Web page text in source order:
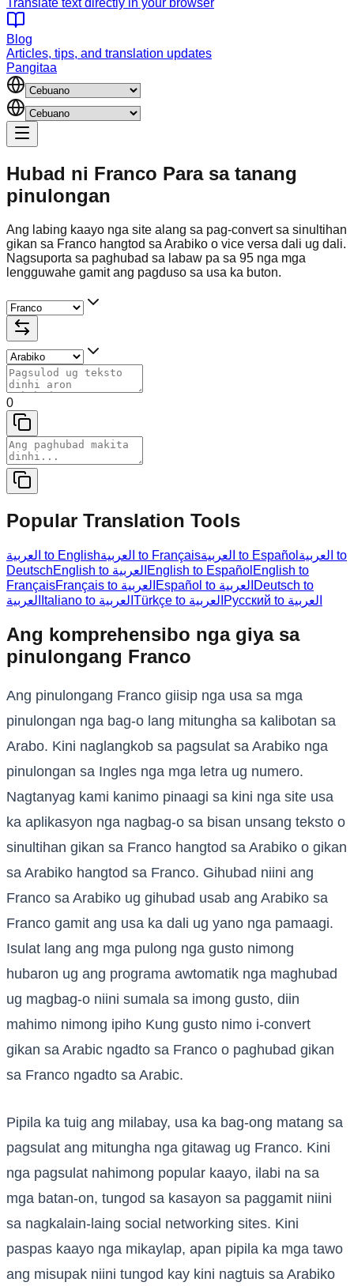
Translate text directly in your browser
Blog
Articles, tips, and translation updates
Pangitaa
Hubad ni Franco Para sa tanang
pinulongan
Ang labing kaayo nga site alang sa pag-convert sa sinultihan
gikan sa Franco hangtod sa Arabiko o vice versa dali ug dali.
Nagsuporta sa paghubad sa labaw pa sa 95 nga mga
lengguwahe gamit ang pagduso sa usa ka buton.
0
Popular Translation Tools
العربية to English العربية to Français العربية to Español العربية to
Deutsch
English to العربية English to Español English to
Français
Français to العربية Español to العربية Deutsch to
العربية
Italiano to العربية Türkçe to العربية Русский to العربية
Ang komprehensibo nga giya sa
pinulongang Franco
Ang pinulongang Franco giisip nga usa sa mga
pinulongan nga bag-o lang mitungha sa kalibotan sa
Arabo. Kini naglangkob sa pagsulat sa Arabiko nga
pinulongan sa Ingles nga mga letra ug numero.
Nagtanyag kami kanimo pinaagi sa kini nga site usa
ka aplikasyon nga nagbag-o sa bisan unsang teksto o
sinultihan gikan sa Franco hangtod sa Arabiko o gikan
sa Arabiko hangtod sa Franco. Gihubad niini ang
Franco sa Arabiko ug gihubad usab ang Arabiko sa
Franco gamit ang usa ka dali ug yano nga pamaagi.
Isulat lang ang mga pulong nga gusto nimong
hubaron ug ang programa awtomatik nga maghubad
ug magbag-o niini sumala sa imong gusto, diin
mahimo nimong ipiho Kung gusto nimo i-convert
gikan sa Arabic ngadto sa Franco o paghubad gikan
sa Franco ngadto sa Arabic.
Pipila ka tuig ang milabay, usa ka bag-ong matang sa
pagsulat ang mitungha nga gitawag ug Franco. Kini
nga pagsulat nahimong popular kaayo, ilabi na sa
mga batan-on, tungod sa kasayon ​​​​sa paggamit niini
sa nagkalain-laing social networking sites. Kini
paspas kaayo nga mikaylap, apan pipila ka mga tawo
ang misupak niini tungod kay kini nagtuis sa Arabiko